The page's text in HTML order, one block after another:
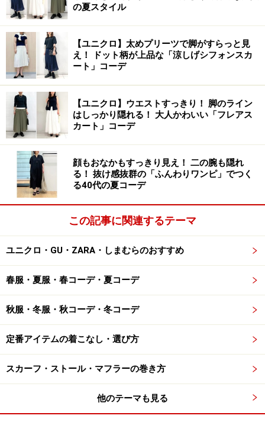
2. ユニセックス仕様！ ベストセラーの「リ
ブニット白T」
メンズのニットTシャツは女性でもゆったりと着られて◎
出典：StyleHint
こちらの「ウォッシャブルミラノリブニットTシャツ」
（税込2990円）は、男女兼用で着られるユニクロのベス
トセラーアイテム。ポリエステル39％、コットン37％、
レーヨン24％という素材構成で、表面に凹凸（おうと
つ）のない編み地はクリーンな印象です。
シンプルながらもこなれて見えるデザインが特徴で、大
人女性の「白の半袖Tシャツがカジュアルになり過ぎて
しまう」「白Tが年齢を重ねて似合わなくなった」とい
うお悩みも解決してくれる一枚です。
ジュ、オリーブ、ネイビー、ブルー3色の計9色と、豊富
なカラバリも魅力。
ボトムスにはダークブラウンの「ウルトラストレッチア
クティブワイドパンツ」をチョイス。ゆったりニット＆
楽ちんパンツの組み合わせでも、白とブラウンの2色使
いに絞ることで、スタイリッシュなカジュアルコーデに
の夏スタイル
【ユニクロ】太めプリーツで脚がすらっと見
え！ ドット柄が上品な「涼しげシフォンスカ
ート」コーデ
【ユニクロ】ウエストすっきり！ 脚のライン
はしっかり隠れる！ 大人かわいい「フレアス
カート」コーデ
顔もおなかもすっきり見え！ 二の腕も隠れ
る！ 抜け感抜群の「ふんわりワンピ」でつく
る40代の夏コーデ
この記事に関連するテーマ
ユニクロ・GU・ZARA・しまむらのおすすめ
春服・夏服・春コーデ・夏コーデ
秋服・冬服・秋コーデ・冬コーデ
定番アイテムの着こなし・選び方
スカーフ・ストール・マフラーの巻き方
他のテーマも見る